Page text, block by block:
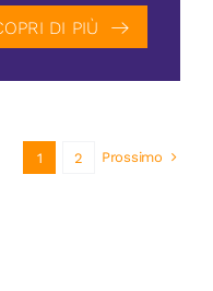
DI PIÙ
1 2 Prossimo